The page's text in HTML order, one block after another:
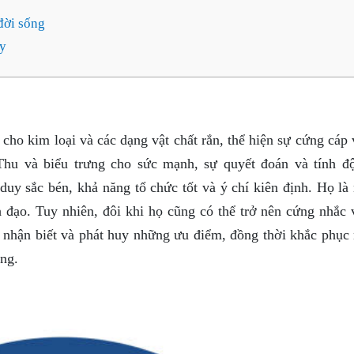
sống
kim loại và các dạng vật chất rắn, thể hiện sự cứng cáp
và biểu trưng cho sức mạnh, sự quyết đoán và tính
sắc bén, khả năng tổ chức tốt và ý chí kiên định. Họ là
Tuy nhiên, đôi khi họ cũng có thể trở nên cứng nhắc
biết và phát huy những ưu điểm, đồng thời khắc phục